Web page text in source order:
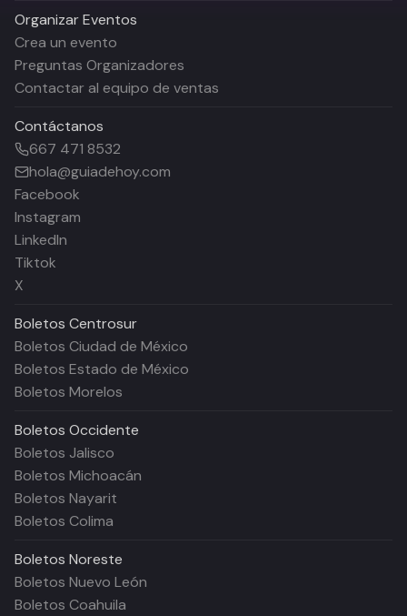
Organizar Eventos
Crea un evento
Preguntas Organizadores
Contactar al equipo de ventas
Contáctanos
667 471 8532
hola@guiadehoy.com
Facebook
Instagram
LinkedIn
Tiktok
X
Boletos Centrosur
Boletos Ciudad de México
Boletos Estado de México
Boletos Morelos
Boletos Occidente
Boletos Jalisco
Boletos Michoacán
Boletos Nayarit
Boletos Colima
Boletos Noreste
Boletos Nuevo León
Boletos Coahuila